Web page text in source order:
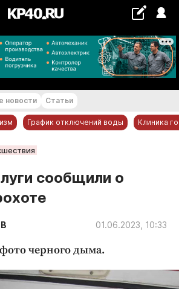
+26...+27 °С
новости Статьи
График отключений воды Клиника
сообщили о
01.06.2023, 10:33
черного дыма.